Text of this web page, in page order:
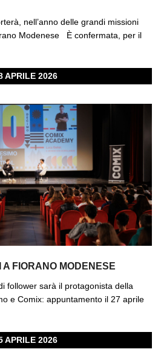
nell’anno delle grandi missioni
Modenese È confermata, per il
APRILE 2026
FIORANO MODENESE
follower sarà il protagonista della
e Comix: appuntamento il 27 aprile
APRILE 2026